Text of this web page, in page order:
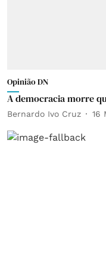
Opinião DN
A democracia morre
Bernardo Ivo Cruz 16